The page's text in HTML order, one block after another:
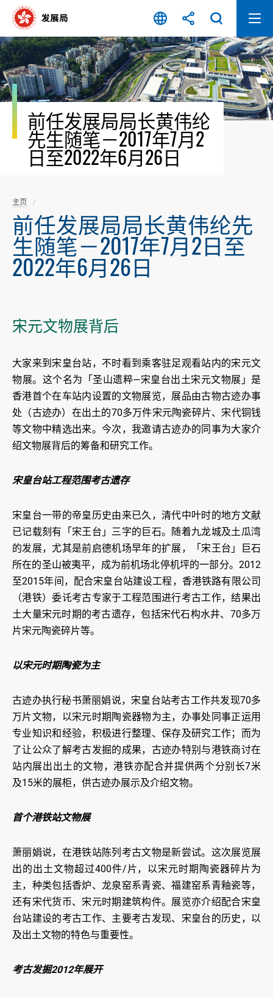
容
开
始
前任发展局局长黄伟纶
先生随笔－2017年7月2
日至2022年6月26日
主页
前任发展局局长黄伟纶先
生随笔－2017年7月2日至
2022年6月26日
宋元文物展背后
大家来到宋皇台站，不时看到乘客驻足观看站内的宋元文
物展。这个名为「圣山遗粹—宋皇台出土宋元文物展」是
香港首个在车站内设置的文物展览，展品由古物古迹办事
处（古迹办）在出土的70多万件宋元陶瓷碎片、宋代铜钱
等文物中精选出来。今次，我邀请古迹办的同事为大家介
绍文物展背后的筹备和研究工作。
宋皇台站工程范围考古遗存
宋皇台一带的帝皇历史由来已久，清代中叶时的地方文献
已记载刻有「宋王台」三字的巨石。随着九龙城及土瓜湾
的发展，尤其是前启德机场早年的扩展，「宋王台」巨石
所在的圣山被夷平，成为前机场北停机坪的一部分。2012
至2015年间，配合宋皇台站建设工程，香港铁路有限公司
（港铁）委讬考古专家于工程范围进行考古工作，结果出
土大量宋元时期的考古遗存，包括宋代石构水井、70多万
片宋元陶瓷碎片等。
以宋元时期陶瓷为主
古迹办执行秘书萧丽娟说，宋皇台站考古工作共发现70多
万片文物，以宋元时期陶瓷器物为主，办事处同事正运用
专业知识和经验，积极进行整理、保存及研究工作；而为
了让公众了解考古发掘的成果，古迹办特别与港铁商讨在
站内展出出土的文物，港铁亦配合并提供两个分别长7米
及15米的展柜，供古迹办展示及介绍文物。
首个港铁站文物展
萧丽娟说，在港铁站陈列考古文物是新尝试。这次展览展
出的出土文物超过400件/片，以宋元时期陶瓷器碎片为
主，种类包括香炉、龙泉窑系青瓷、福建窑系青釉瓷等，
还有宋代货币、宋元时期建筑构件。展览亦介绍配合宋皇
台站建设的考古工作、主要考古发现、宋皇台的历史，以
及出土文物的特色与重要性。
考古发掘2012年展开